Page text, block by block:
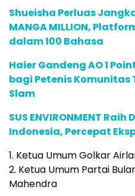
Shueisha Perluas
MANGA MILLION,
dalam 100 Bahasa
Haier Gandeng AO 1
bagi Petenis Komunitas
Slam
SUS ENVIRONMENT
Indonesia, Percepat
1. Ketua Umum Golkar
2. Ketua Umum Partai
Mahendra